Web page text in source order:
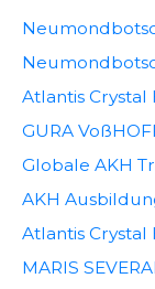
Atlantis
GURA
Globale AKH
AKH
Atlantis
MARIS